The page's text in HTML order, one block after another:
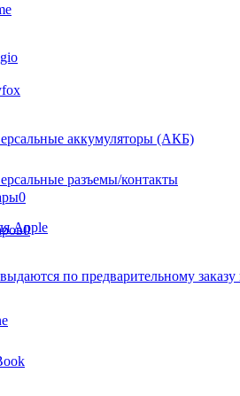
0
0
по предварительному заказу
аккумуляторы (АКБ)
разъемы/контакты
Apple